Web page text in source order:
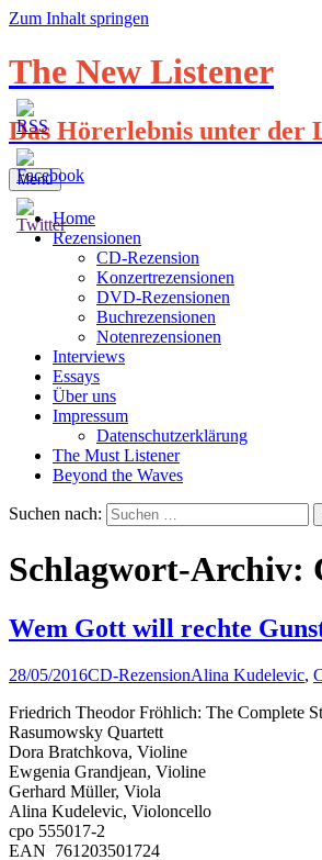
Zum Inhalt springen
The New Listener
Das Hörerlebnis unter der
Menü
Home
Rezensionen
CD-Rezension
Konzertrezensionen
DVD-Rezensionen
Buchrezensionen
Notenrezensionen
Interviews
Essays
Über uns
Impressum
Datenschutzerklärung
The Must Listener
Beyond the Waves
Suchen nach:
Schlagwort-Archiv:
Wem Gott will rechte
28/05/2016CD-RezensionAlina Kudelevic,
Friedrich Theodor Fröhlich: The Complete
Rasumowsky Quartett
Dora Bratchkova, Violine
Ewgenia Grandjean, Violine
Gerhard Müller, Viola
Alina Kudelevic, Violoncello
cpo 555017-2
EAN 761203501724